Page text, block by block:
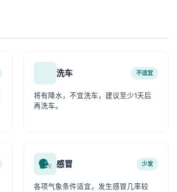
洗车 不适宜
将有降水，不宜洗车，建议至少1天后
再洗车。
感冒 少发
各项气象条件适宜，发生感冒几率较